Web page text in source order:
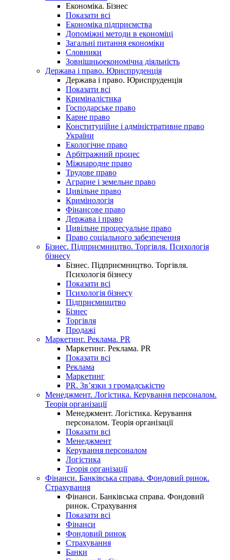
Економіка. Бізнес
Показати всі
Економіка підприємства
Допоміжні методи в економіці
Загальні питання економіки
Словники
Зовнішньоекономічна діяльність
Держава і право. Юриспруденція
Держава і право. Юриспруденція
Показати всі
Криміналістика
Господарське право
Карне право
Конституційне і адміністративне право
України
Екологічне право
Арбітражний процес
Міжнародне право
Трудове право
Аграрне і земельне право
Цивільне право
Кримінологія
Фінансове право
Держава і право
Цивільне процесуальне право
Право соціального забезпечення
Бізнес. Підприємництво. Торгівля. Психологія
бізнесу
Бізнес. Підприємництво. Торгівля.
Психологія бізнесу
Показати всі
Психологія бізнесу
Підприємництво
Бізнес
Торгівля
Продажі
Маркетинг. Реклама. PR
Маркетинг. Реклама. PR
Показати всі
Реклама
Маркетинг
PR. Зв’язки з громадськістю
Менеджмент. Логістика. Керування персоналом.
Теорія організації
Менеджмент. Логістика. Керування
персоналом. Теорія організації
Показати всі
Менеджмент
Керування персоналом
Логістика
Теорія організації
Фінанси. Банківська справа. Фондовий ринок.
Страхування
Фінанси. Банківська справа. Фондовий
ринок. Страхування
Показати всі
Фінанси
Фондовий ринок
Страхування
Банки